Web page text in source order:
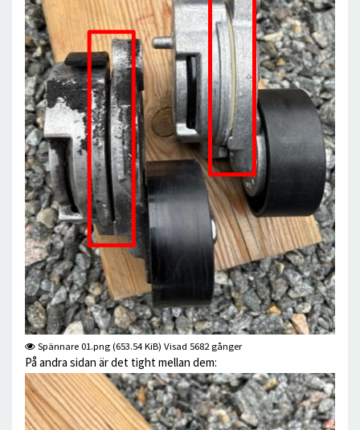
Spännare 01.png (653.54 KiB) Visad 5682 gånger
På andra sidan är det tight mellan dem: